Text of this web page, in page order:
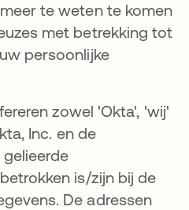
te weten te komen
met betrekking tot
persoonlijke
zowel 'Okta', 'wij'
Inc. en de
is/zijn bij de
De adressen